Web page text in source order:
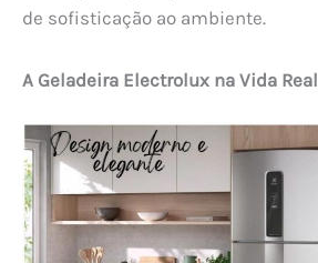
de sofisticação ao ambiente.
A Geladeira Electrolux na Vida Real